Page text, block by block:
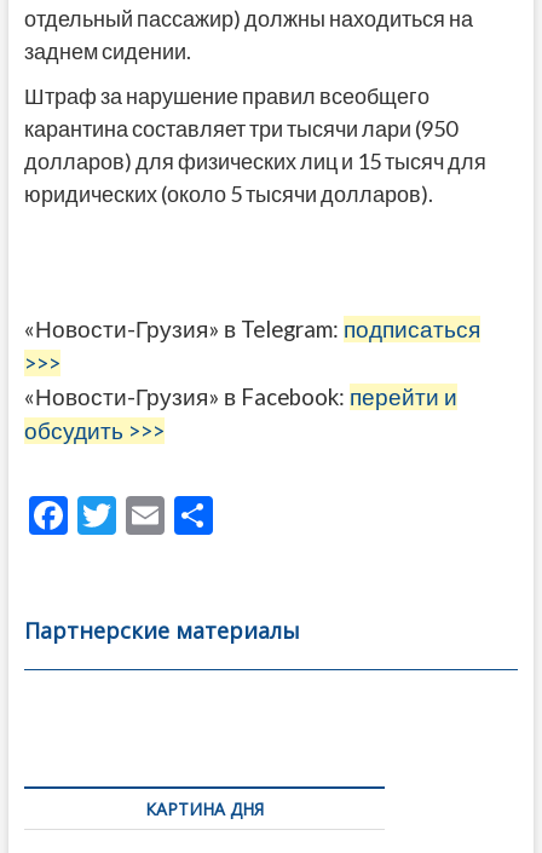
отдельный пассажир) должны находиться на
заднем сидении.
Штраф за нарушение правил всеобщего
карантина составляет три тысячи лари (950
долларов) для физических лиц и 15 тысяч для
юридических (около 5 тысячи долларов).
«Новости-Грузия» в Telegram: подписаться
>>>
«Новости-Грузия» в Facebook: перейти и
обсудить >>>
F
b
o
T
er
E
l
О
а
в
Партнерские материалы
по
записямКАРТИНА ДНЯ